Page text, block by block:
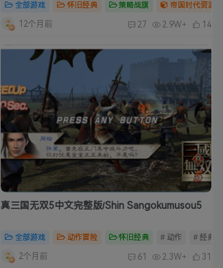
全部游戏 怀旧经典 策略战旗 帝国时代资源
12个月前 27 2.9W+ 14
真三国无双5中文完整版/Shin Sangokumusou5
全部游戏 动作冒险 怀旧经典 # 动作 # 经典
2个月前 61 2.3W+ 31